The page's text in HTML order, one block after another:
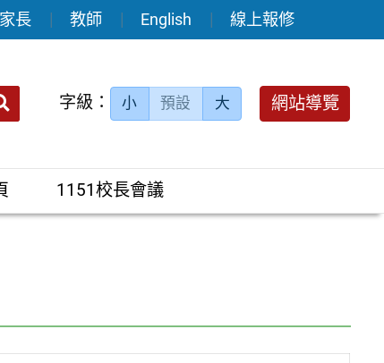
家長 教師 English 線上報修
送出 字級： 小 預設 大 網站導覽
1151校長會議